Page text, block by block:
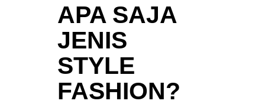
APA SAJA
JENIS
STYLE
FASHION?